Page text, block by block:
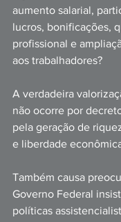
aumento salarial,
lucros, bonificações,
profissional e
aos trabalhadores?
A verdadeira
não ocorre por
pela geração de
e liberdade
Também causa
Governo Federal
políticas